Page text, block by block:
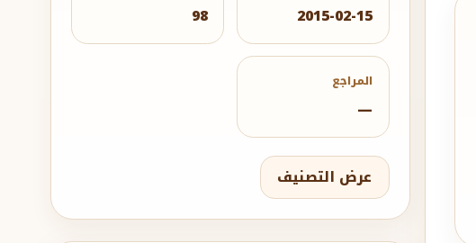
2015-02-15
98
المراجع
—
عرض التصنيف